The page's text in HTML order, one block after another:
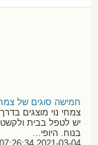
חמישה סוגים של
צמחי נוי מוצגים
יש לטפל בבית ולקשט
בנוח. היופי...